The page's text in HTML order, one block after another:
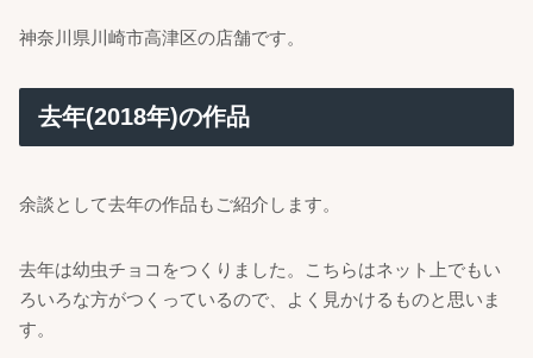
神奈川県川崎市高津区の店舗です。
去年(2018年)の作品
余談として去年の作品もご紹介します。
去年は幼虫チョコをつくりました。こちらはネット上でもい
ろいろな方がつくっているので、よく見かけるものと思いま
す。